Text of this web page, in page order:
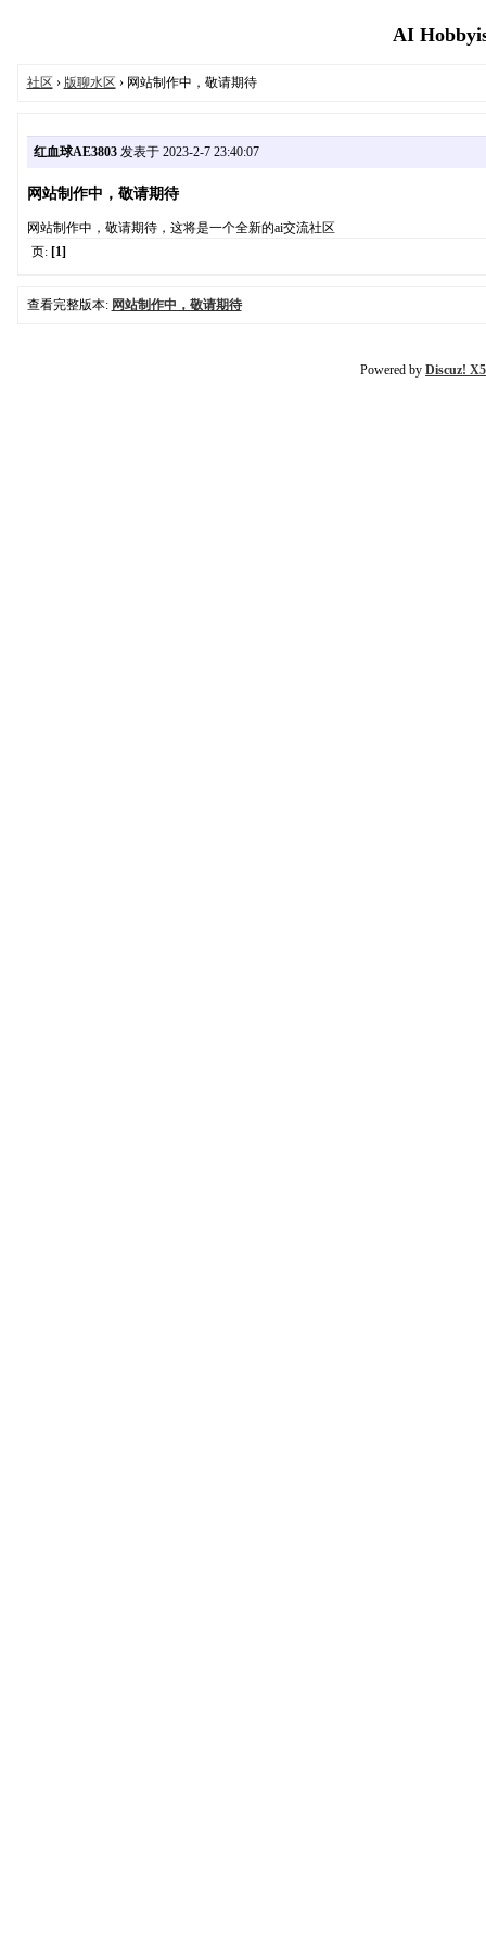
AI
社区 › 版聊水区 › 网站制作中，敬请期待
红血球AE3803发表于 2023-2-7 23:40:07
网站制作中，敬请期待
网站制作中，敬请期待，这将是一个全新的ai交流社区
页: [1]
查看完整版本: 网站制作中，敬请期待
Powered by Discuz!